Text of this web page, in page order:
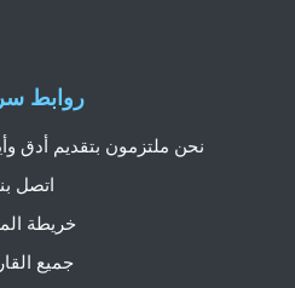
روابط
نحن ملتزمون بتقديم أدق
اتصل
خريطة
جميع